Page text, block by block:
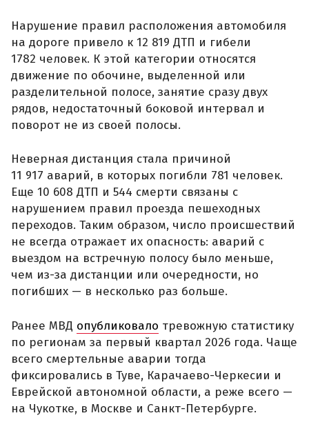
Нарушение правил расположения автомобиля
на дороге привело к 12 819 ДТП и гибели
1782 человек. К этой категории относятся
движение по обочине, выделенной или
разделительной полосе, занятие сразу двух
рядов, недостаточный боковой интервал и
поворот не из своей полосы.
Неверная дистанция стала причиной
11 917 аварий, в которых погибли 781 человек.
Еще 10 608 ДТП и 544 смерти связаны с
нарушением правил проезда пешеходных
переходов. Таким образом, число происшествий
не всегда отражает их опасность: аварий с
выездом на встречную полосу было меньше,
чем из-за дистанции или очередности, но
погибших — в несколько раз больше.
Ранее МВД опубликовало тревожную статистику
по регионам за первый квартал 2026 года. Чаще
всего смертельные аварии тогда
фиксировались в Туве, Карачаево-Черкесии и
Еврейской автономной области, а реже всего —
на Чукотке, в Москве и Санкт-Петербурге.